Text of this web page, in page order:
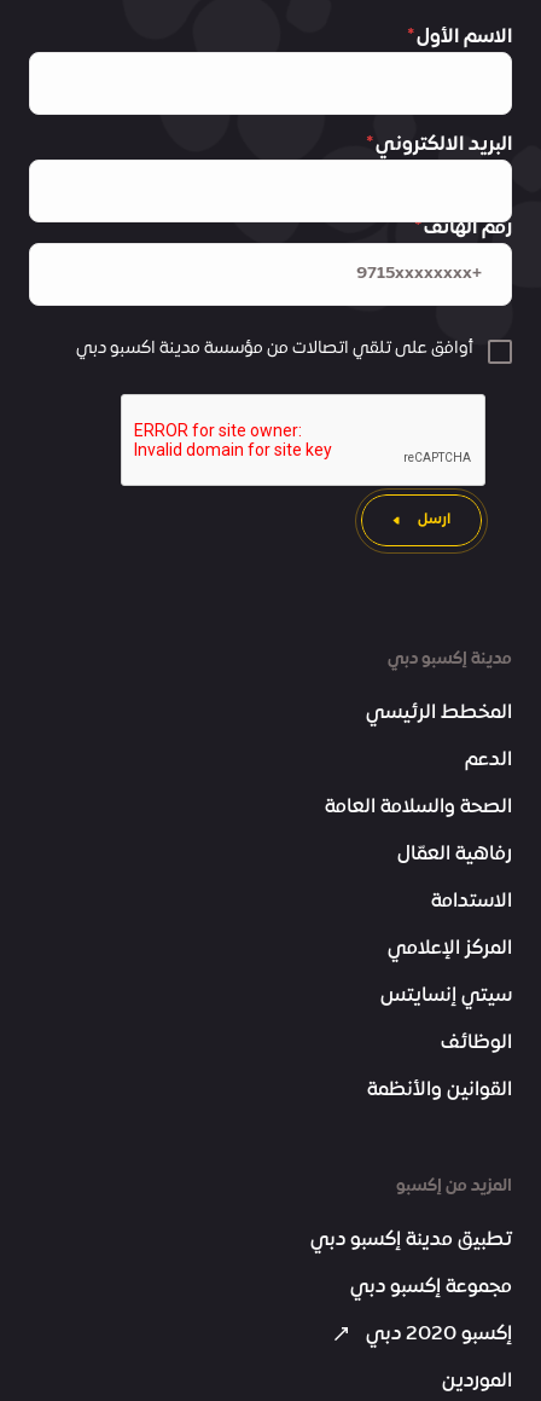
مدينة إكسبو دبي
المخطط الرئيسي
الدعم
الصحة والسلامة العامة
رفاهية العمّال
الاستدامة
المركز الإعلامي
سيتي إنسايتس
الوظائف
القوانين والأنظمة
المزيد من إكسبو
تطبيق مدينة إكسبو دبي
مجموعة إكسبو دبي
إكسبو 2020 دبي
الموردين
الاسم الأول
البريد الالكتروني
رقم الهاتف
أوافق على تلقي اتصالات من مؤسسة مدينة اكسبو دبي
ارسل